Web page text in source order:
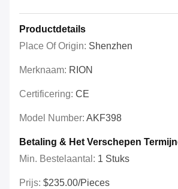
Productdetails
Place Of Origin: Shenzhen
Merknaam: RION
Certificering: CE
Model Number: AKF398
Betaling & Het Verschepen
Min. Bestelaantal: 1 Stuks
Prijs: $235.00/Pieces